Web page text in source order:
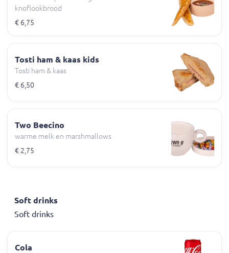
knoflookbrood
€ 6,75
Tosti ham & kaas kids
Tosti ham & kaas
€ 6,50
Two Beecino
warme melk en marshmallows
€ 2,75
Soft drinks
Soft drinks
Cola